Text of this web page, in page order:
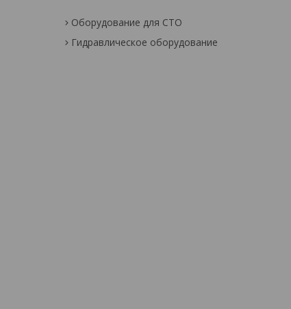
Оборудование для СТО
Гидравлическое оборудование